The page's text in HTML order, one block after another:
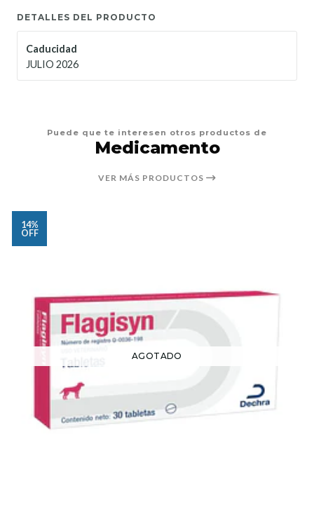
DETALLES DEL PRODUCTO
Caducidad
JULIO 2026
Puede que te interesen otros productos de
Medicamento
VER MÁS PRODUCTOS
14%
OFF
AGOTADO